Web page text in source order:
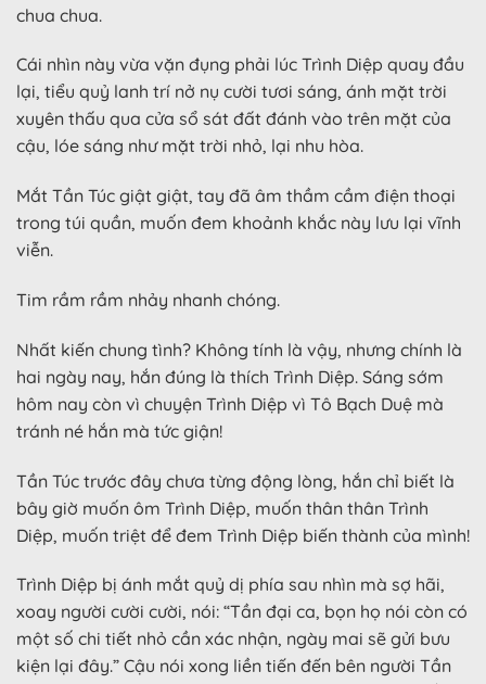
chua chua.
Cái nhìn này vừa vặn đụng phải lúc Trình Diệp quay đầu
lại, tiểu quỷ lanh trí nở nụ cười tươi sáng, ánh mặt trời
xuyên thấu qua cửa sổ sát đất đánh vào trên mặt của
cậu, lóe sáng như mặt trời nhỏ, lại nhu hòa.
Mắt Tần Túc giật giật, tay đã âm thầm cầm điện thoại
trong túi quần, muốn đem khoảnh khắc này lưu lại vĩnh
viễn.
Tim rầm rầm nhảy nhanh chóng.
Nhất kiến chung tình? Không tính là vậy, nhưng chính là
hai ngày nay, hắn đúng là thích Trình Diệp. Sáng sớm
hôm nay còn vì chuyện Trình Diệp vì Tô Bạch Duệ mà
tránh né hắn mà tức giận!
Tần Túc trước đây chưa từng động lòng, hắn chỉ biết là
bây giờ muốn ôm Trình Diệp, muốn thân thân Trình
Diệp, muốn triệt để đem Trình Diệp biến thành của mình!
Trình Diệp bị ánh mắt quỷ dị phía sau nhìn mà sợ hãi,
xoay người cười cười, nói: “Tần đại ca, bọn họ nói còn có
một số chi tiết nhỏ cần xác nhận, ngày mai sẽ gửi bưu
kiện lại đây.” Cậu nói xong liền tiến đến bên người Tần